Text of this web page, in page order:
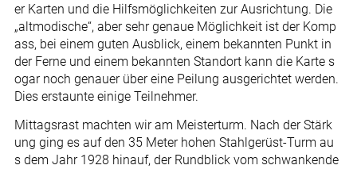
er Karten und die Hilfsmöglichkeiten zur Ausrichtung. Die
„altmodische“, aber sehr genaue Möglichkeit ist der Komp
ass, bei einem guten Ausblick, einem bekannten Punkt in
der Ferne und einem bekannten Standort kann die Karte s
ogar noch genauer über eine Peilung ausgerichtet werden.
Dies erstaunte einige Teilnehmer.
Mittagsrast machten wir am Meisterturm. Nach der Stärk
ung ging es auf den 35 Meter hohen Stahlgerüst-Turm au
s dem Jahr 1928 hinauf, der Rundblick vom schwankende